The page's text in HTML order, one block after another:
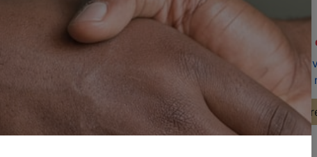
TTC
En rupture
Soyez